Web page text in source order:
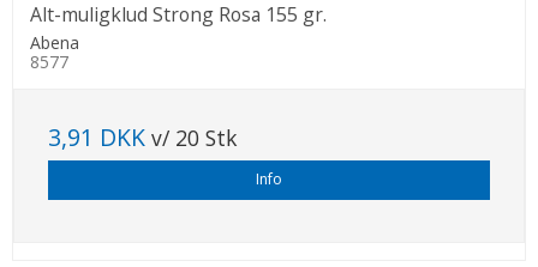
Alt-muligklud Strong Rosa 155 gr.
Abena
8577
3,91 DKK v/ 20 Stk
Info